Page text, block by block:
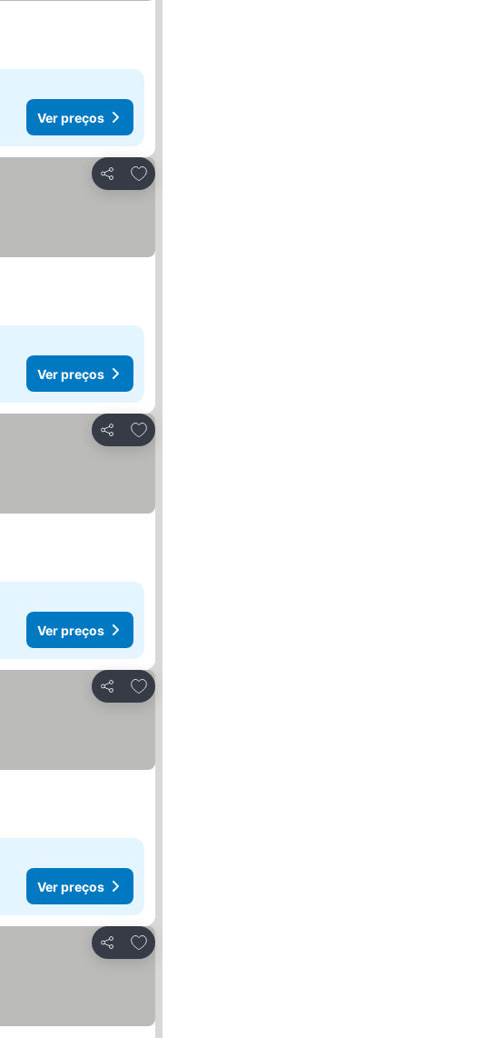
Ver preços
Partilhar
Adicionar aos favoritos
Ver preços
Partilhar
Adicionar aos favoritos
Ver preços
Partilhar
Adicionar aos favoritos
Ver preços
Partilhar
Adicionar aos favoritos